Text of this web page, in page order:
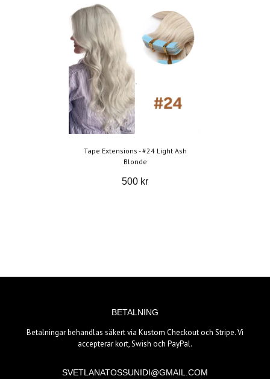
Tape Extensions - #24 Light Ash
Blonde
500 kr
BETALNING
Betalningar behandlas säkert via Kustom Checkout och Stripe. Vi
accepterar kort, Swish och PayPal.
SVETLANATOSSUNIDI@GMAIL.COM